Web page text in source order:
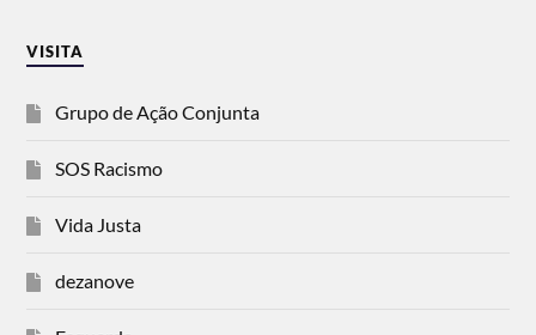
VISITA
Grupo de Ação Conjunta
SOS Racismo
Vida Justa
dezanove